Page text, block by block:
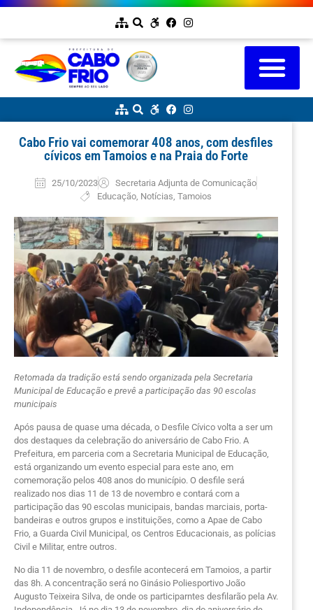
Cabo Frio vai comemorar 408 anos, com desfiles
cívicos em Tamoios e na Praia do Forte
25/10/2023
Secretaria Adjunta de Comunicação
Educação, Notícias Tamoios
Retomada da tradição está sendo organizada pela Secretaria
Municipal de Educação e prevê a participação das 90 escolas
municipais
Após pausa de quase uma década, o Desfile Cívico volta a ser um
dos destaques da celebração do aniversário de Cabo Frio. A
Prefeitura, em parceria com a Secretaria Municipal de Educação,
está organizando um evento especial para este ano, em
comemoração pelos 408 anos do município. O desfile será
realizado nos dias 11 de 13 de novembro e contará com a
participação das 90 escolas municipais, bandas marciais, porta-
bandeiras e outros grupos e instituições, como a Apae de Cabo
Frio, a Guarda Civil Municipal, os Centros Educacionais, as polícias
Civil e Militar, entre outros.
No dia 11 de novembro, o desfile acontecerá em Tamoios, a partir
das 8h. A concentração será no Ginásio Poliesportivo João
Augusto Teixeira Silva, de onde os participarntes desfilarão pela Av.